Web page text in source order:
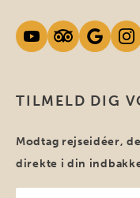
TILMELD DIG
Modtag rejseidéer,
direkte i din